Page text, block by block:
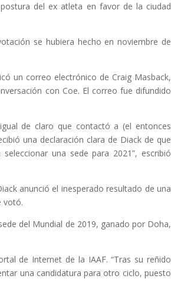
del ex atleta en favor de la ciudad
se hubiera hecho en noviembre de
un correo electrónico de Craig Masback,
con Coe. El correo fue difundido
de claro que contactó a (el entonces
una declaración clara de Diack de que
una sede para 2021”, escribió
anunció el inesperado resultado de una
votó.
del Mundial de 2019, ganado por Doha,
de Internet de la IAAF. “Tras su reñido
una candidatura para otro ciclo, puesto